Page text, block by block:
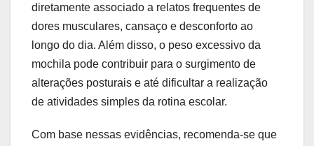
diretamente associado a relatos frequentes de
dores musculares, cansaço e desconforto ao
longo do dia. Além disso, o peso excessivo da
mochila pode contribuir para o surgimento de
alterações posturais e até dificultar a realização
de atividades simples da rotina escolar.
Com base nessas evidências, recomenda-se que